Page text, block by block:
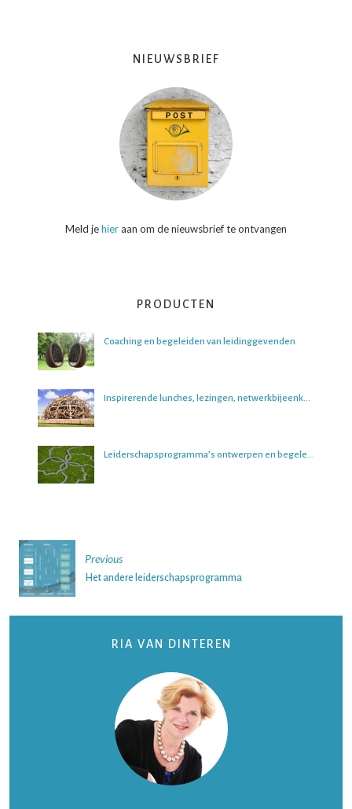
NIEUWSBRIEF
Meld jehieraan om de nieuwsbrief te ontvangen
PRODUCTEN
Coaching en begeleiden van leidinggevenden
Inspirerende lunches, lezingen, netwerkbijeenkomsten en boeksessies
Leiderschapsprogramma’s ontwerpen en begeleiden
Post
navigation
Previous
Het andere leiderschapsprogramma
RIA VAN DINTEREN